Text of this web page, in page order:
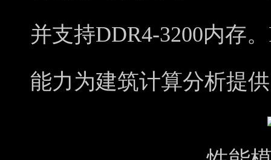
并支持DDR4-3200内存
能力为建筑计算分析提